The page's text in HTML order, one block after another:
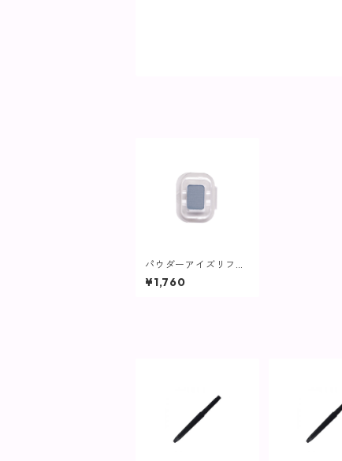
パウダーアイズリフィ
ル BL02L / アイスブ
ルー【ヴィプランツ】
¥1,760